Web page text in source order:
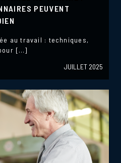
PEUVENT
au travail : techniques,
[…]
JUILLET 2025